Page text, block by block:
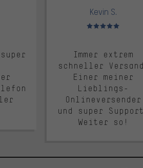
von 5
Kevin S.
Bewertungen: 5 von 5
Immer extrem
schneller
Einer meiner
Lieblings-
Onlineversender
und super
Weiter so!